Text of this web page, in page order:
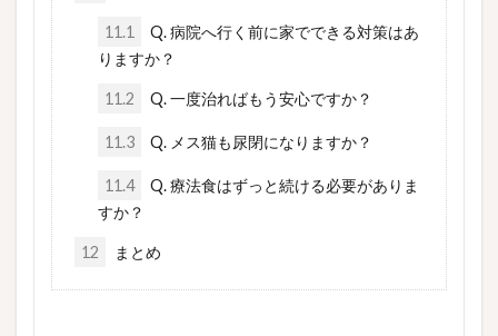
11.1
Q. 病院へ行く前に家でできる対策はあ
りますか？
11.2 Q. 一度治ればもう安心ですか？
11.3 Q. メス猫も尿閉になりますか？
11.4
Q. 療法食はずっと続ける必要がありま
すか？
12 まとめ